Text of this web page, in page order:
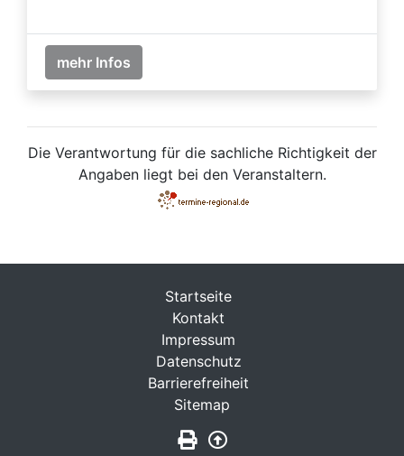
mehr Infos
Die Verantwortung für die sachliche Richtigkeit der
Angaben liegt bei den Veranstaltern.
Startseite
Kontakt
Impressum
Datenschutz
Barrierefreiheit
Sitemap
Seite drucken
Zurück nach oben